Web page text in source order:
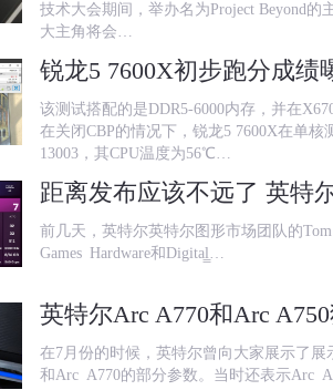
技术大会期间，举办名为Project Beyond
大主角将会…
该测试搭配的是DDR5-6000内存，并在
在关闭CBP的情况下，锐龙5 7600X在单
13003，其CPU温度为56℃…
前几天，英特尔英特尔图形市场团队的
Games Hardware和Digital̳…
在7月份的时候，英特尔曾向大家展示了
和Arc A770的部分参数。当时还表示Arc